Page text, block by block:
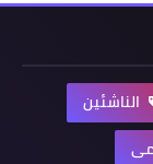
الناشئين